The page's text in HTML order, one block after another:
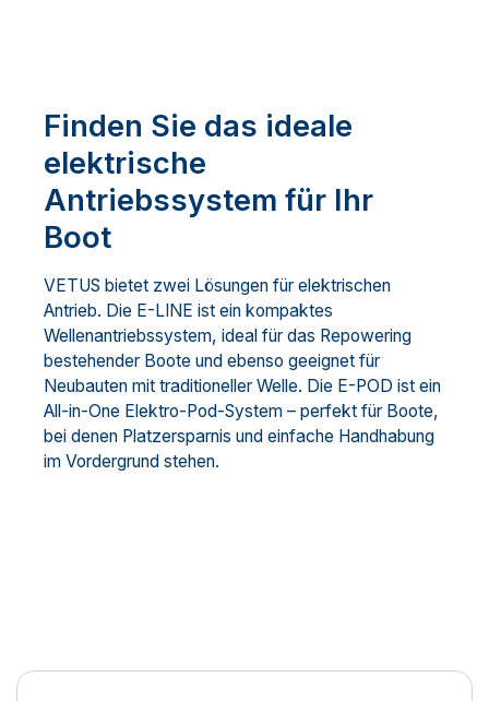
Finden Sie das ideale
elektrische
Antriebssystem für Ihr
Boot
VETUS bietet zwei Lösungen für elektrischen
Antrieb. Die E-LINE ist ein kompaktes
Wellenantriebssystem, ideal für das Repowering
bestehender Boote und ebenso geeignet für
Neubauten mit traditioneller Welle. Die E-POD ist ein
All-in-One Elektro-Pod-System – perfekt für Boote,
bei denen Platzersparnis und einfache Handhabung
im Vordergrund stehen.